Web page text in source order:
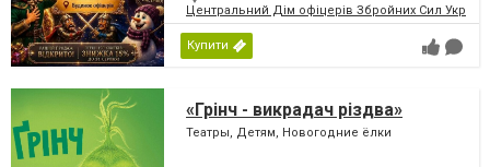
Центральний Дім офіцерів Збройних Сил
Купити
«Грінч - викрадач різдва»
Театры, Детям, Новогодние ёлки